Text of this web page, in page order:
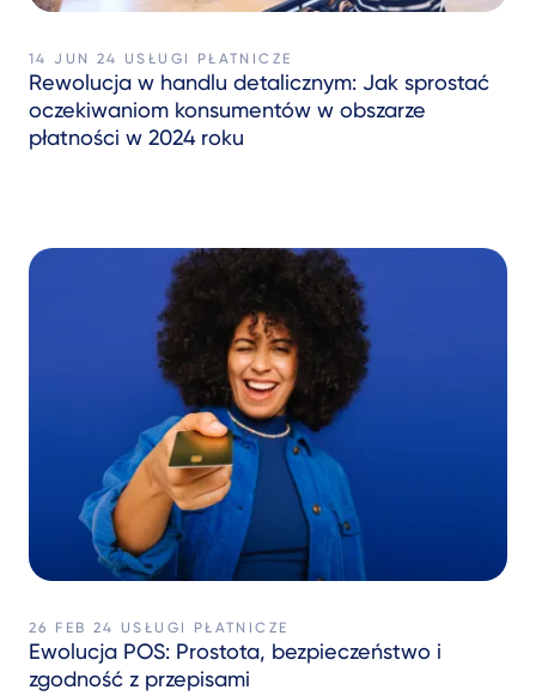
14 JUN 24 USŁUGI PŁATNICZE
Rewolucja w handlu detalicznym: Jak sprostać
oczekiwaniom konsumentów w obszarze
płatności w 2024 roku
26 FEB 24 USŁUGI PŁATNICZE
Ewolucja POS: Prostota, bezpieczeństwo i
zgodność z przepisami